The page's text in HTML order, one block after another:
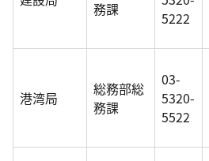
務課
5222
港湾局
総務部総
務課
03-
5320-
5522